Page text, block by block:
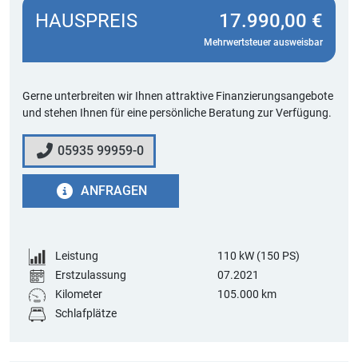
HAUSPREIS 17.990,00 €
Mehrwertsteuer ausweisbar
Gerne unterbreiten wir Ihnen attraktive Finanzierungsangebote
und stehen Ihnen für eine persönliche Beratung zur Verfügung.
05935 99959-0
ANFRAGEN
Leistung 110 kW (150 PS)
Erstzulassung
07.2021
Kilometer
105.000 km
Schlafplätze